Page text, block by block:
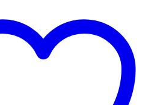
flere
varianter.
Mulighederne